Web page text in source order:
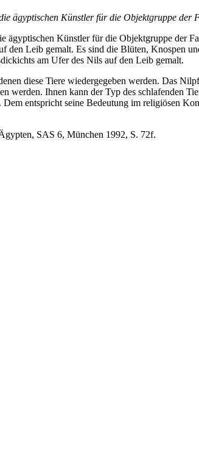
ägyptischen Künstler für die Objektgruppe der
ägyptischen Künstler für die Objektgruppe der
Leib gemalt. Es sind die Blüten, Knospen
am Ufer des Nils auf den Leib gemalt.
diese Tiere wiedergegeben werden. Das
Ihnen kann der Typ des schlafenden
entspricht seine Bedeutung im religiösen
SAS 6, München 1992, S. 72f.